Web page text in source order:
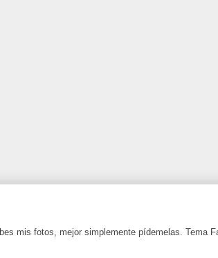
mis fotos, mejor simplemente pídemelas. Tema